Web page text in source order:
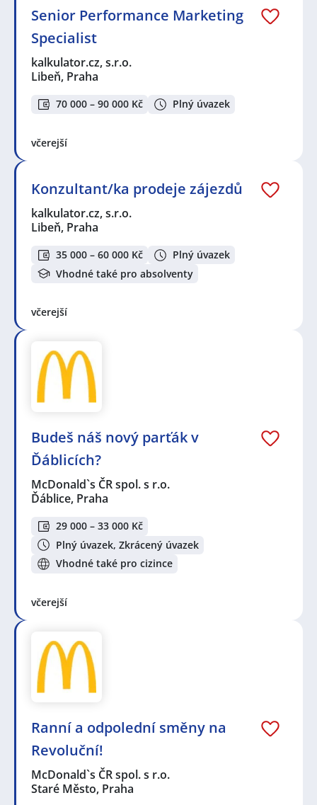
Senior Performance Marketing
Specialist
kalkulator.cz, s.r.o.
Libeň, Praha
70 000 – 90 000 Kč Plný úvazek
včerejší
Konzultant/ka prodeje zájezdů
kalkulator.cz, s.r.o.
Libeň, Praha
35 000 – 60 000 Kč
Plný úvazek
Vhodné také pro absolventy
včerejší
Budeš náš nový parťák v
Ďáblicích?
McDonald`s ČR spol. s r.o.
Ďáblice, Praha
29 000 – 33 000 Kč
Plný úvazek, Zkrácený úvazek
Vhodné také pro cizince
včerejší
Ranní a odpolední směny na
Revoluční!
McDonald`s ČR spol. s r.o.
Staré Město, Praha